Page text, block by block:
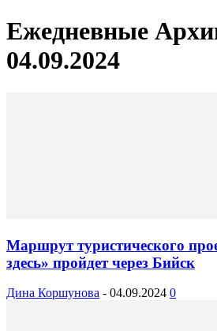
Ежедневные
04.09.2024
Маршрут туристического
здесь» пройдет через Бийск
Дина Коршунова - 04.09.2024 0